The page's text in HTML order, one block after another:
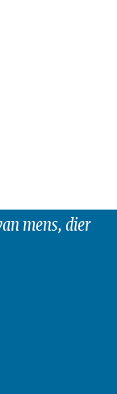
mens, dier